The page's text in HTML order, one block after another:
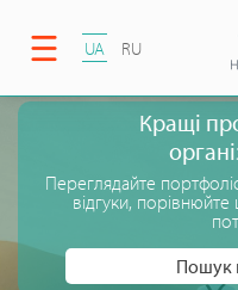
UA RU
Кращі
Переглядайте
відгуки,
Пошук